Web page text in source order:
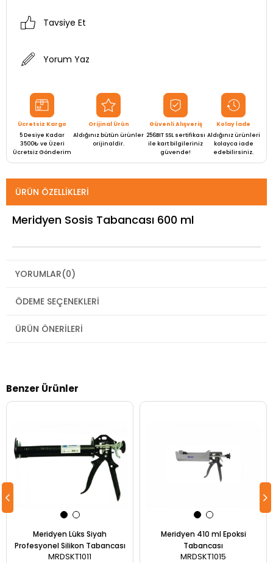
Tavsiye Et
Yorum Yaz
Ücretsiz Kargo
5 Desiye Kadar
3500₺ ve Üzeri
Ücretsiz Gönderim
Orijinal Ürün
Aldığınız bütün ürünler
orijinaldir.
Güvenli Alışveriş
256BIT SSL sertifikası
ile kart bilgileriniz
güvende!
Kolay İade
Aldığınız ürünleri
kolayca iade
edebilirsiniz.
ÜRÜN ÖZELLIKLERI
Meridyen Sosis Tabancası 600 ml
YORUMLAR(0)
ÖDEME SEÇENEKLERI
ÜRÜN ÖNERILERI
Benzer Ürünler
Meridyen Lüks Siyah
Profesyonel Silikon Tabancası
MRDSKT1011
Meridyen 410 ml Epoksi
Tabancası
MRDSKT1015